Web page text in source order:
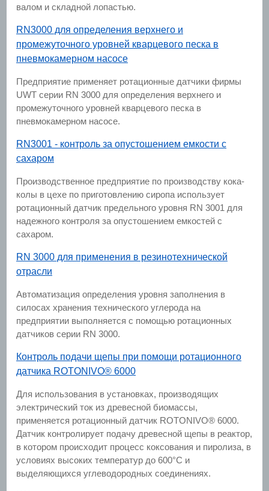
валом и складной лопастью.
RN3000 для определения верхнего и
промежуточного уровней кварцевого песка в
пневмокамерном насосе
Предприятие применяет ротационные датчики фирмы
UWT серии RN 3000 для определения верхнего и
промежуточного уровней кварцевого песка в
пневмокамерном насосе.
RN3001 - контроль за опустошением емкости с
сахаром
Производственное предприятие по производству кока-
колы в цехе по приготовлению сиропа использует
ротационный датчик предельного уровня RN 3001 для
надежного контроля за опустошением емкостей с
сахаром.
RN 3000 для применения в резинотехнической
отрасли
Автоматизация определения уровня заполнения в
силосах хранения технического углерода на
предприятии выполняется с помощью ротационных
датчиков серии RN 3000.
Контроль подачи щепы при помощи ротационного
датчика ROTONIVO® 6000
Для использования в установках, производящих
электрический ток из древесной биомассы,
применяется ротационный датчик ROTONIVO® 6000.
Датчик контролирует подачу древесной щепы в реактор,
в котором происходит процесс коксования и пиролиза, в
условиях высоких температур до 600°C и
выделяющихся углеводородных соединениях.